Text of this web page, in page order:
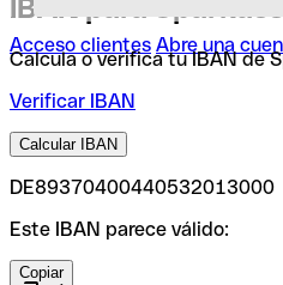
Acceso clientes Abre una
IBAN para
Calcula o verifica tu IBAN de
Verificar IBAN
Calcular IBAN
DE89370400440532013000
Este IBAN parece válido:
Copiar